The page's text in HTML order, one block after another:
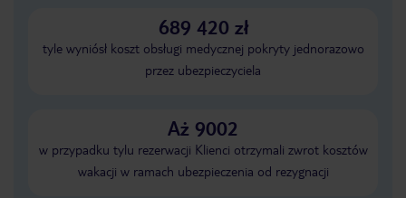
689 420 zł
tyle wyniósł koszt obsługi medycznej pokryty jednorazowo
przez ubezpieczyciela
Aż 9002
w przypadku tylu rezerwacji Klienci otrzymali zwrot kosztów
wakacji w ramach ubezpieczenia od rezygnacji